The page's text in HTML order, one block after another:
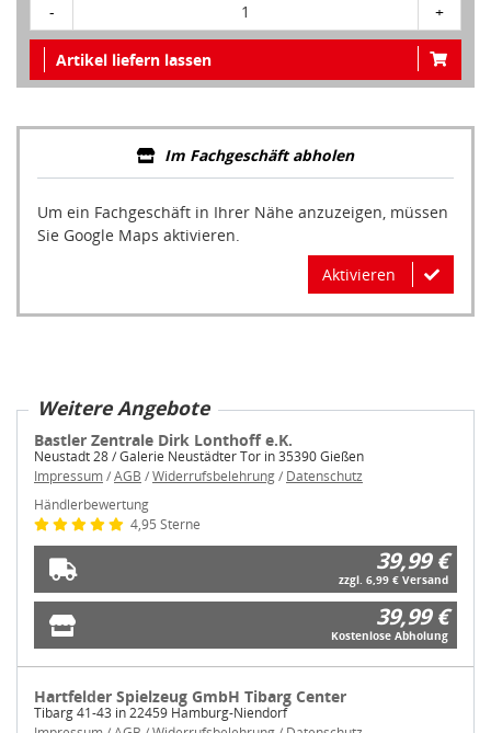
- 1 +
Artikel liefern lassen
Im Fachgeschäft abholen
Um ein Fachgeschäft in Ihrer Nähe anzuzeigen, müssen
Sie Google Maps aktivieren.
Aktivieren
Weitere Angebote
Bastler Zentrale Dirk Lonthoff e.K.
Neustadt 28 / Galerie Neustädter Tor in 35390 Gießen
Impressum/AGB /Widerrufsbelehrung/ Datenschutz
Händlerbewertung
4,95 Sterne
39,99 €
zzgl. 6,99 € Versand
39,99 €
Kostenlose Abholung
Hartfelder Spielzeug GmbH Tibarg Center
Tibarg 41-43 in 22459 Hamburg-Niendorf